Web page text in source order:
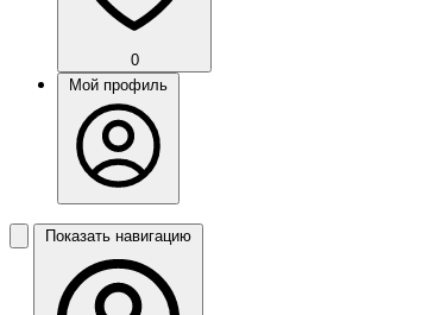
0
Мой профиль
Показать навигацию